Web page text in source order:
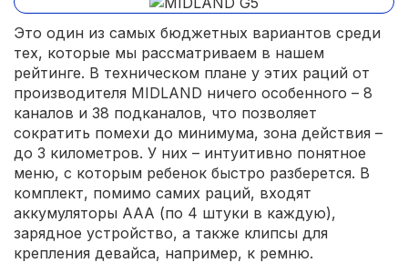
Это один из самых бюджетных вариантов среди
тех, которые мы рассматриваем в нашем
рейтинге. В техническом плане у этих раций от
производителя MIDLAND ничего особенного – 8
каналов и 38 подканалов, что позволяет
сократить помехи до минимума, зона действия –
до 3 километров. У них – интуитивно понятное
меню, с которым ребенок быстро разберется. В
комплект, помимо самих раций, входят
аккумуляторы ААА (по 4 штуки в каждую),
зарядное устройство, а также клипсы для
крепления девайса, например, к ремню.